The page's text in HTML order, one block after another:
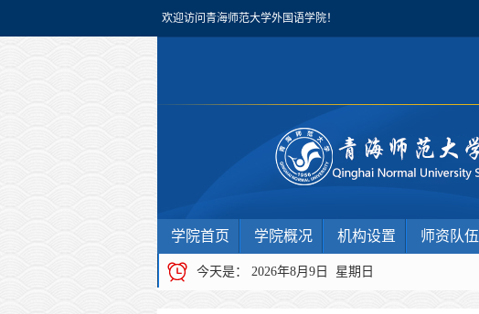
欢迎访问青海师范大学外国语学院！
学院首页 学院概况 机构设置 师资队伍
今天是： 2026年8月9日 星期日